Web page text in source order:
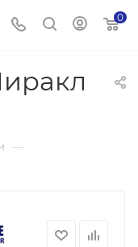
0
—